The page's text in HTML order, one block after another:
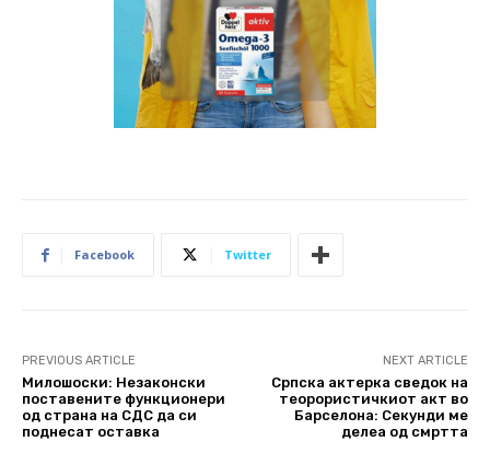
Facebook Twitter
PREVIOUS ARTICLE
Милошоски: Незаконски
поставените функционери
од страна на СДС да си
поднесат оставка
NEXT ARTICLE
Српска актерка сведок на
теорористичкиот акт во
Барселона: Секунди ме
делеа од смртта